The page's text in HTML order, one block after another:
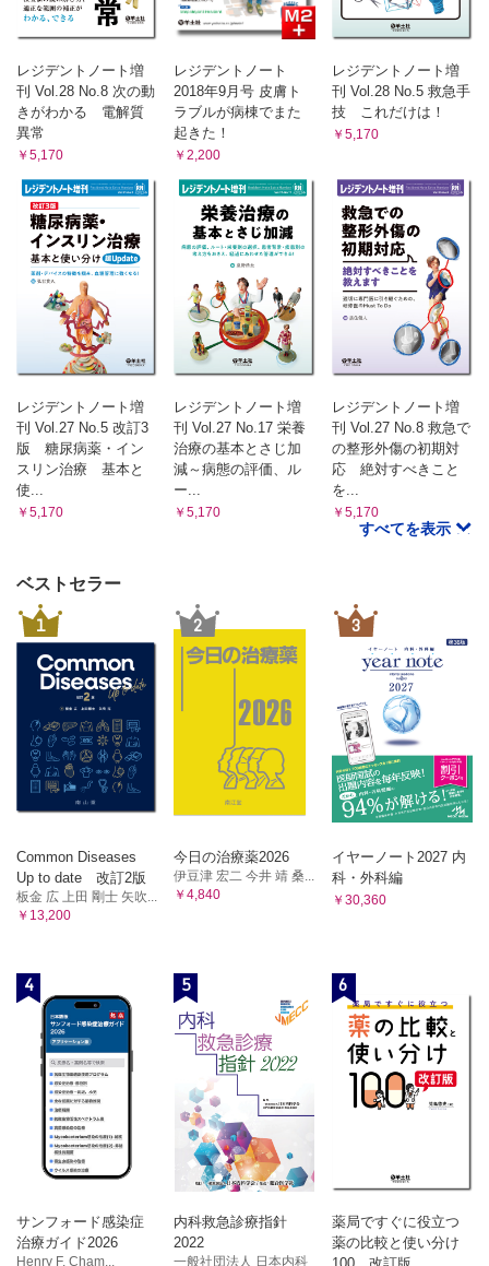
レジデントノート増
刊 Vol.28 No.8 次の動
きがわかる 電解質
異常
￥5,170
レジデントノート
2018年9月号 皮膚ト
ラブルが病棟でまた
起きた！
￥2,200
レジデントノート増
刊 Vol.28 No.5 救急手
技 これだけは！
￥5,170
レジデントノート増
刊 Vol.27 No.5 改訂3
版 糖尿病薬・イン
スリン治療 基本と
使...
￥5,170
レジデントノート増
刊 Vol.27 No.17 栄養
治療の基本とさじ加
減～病態の評価、ル
ー...
￥5,170
レジデントノート増
刊 Vol.27 No.8 救急で
の整形外傷の初期対
応 絶対すべきこと
を...
￥5,170
すべてを表示
ベストセラー
1
Common Diseases
Up to date 改訂2版
板金 広 上田 剛士 矢吹...
￥13,200
2
今日の治療薬2026
伊豆津 宏二 今井 靖 桑...
￥4,840
3
イヤーノート2027 内
科・外科編
￥30,360
4
サンフォード感染症
治療ガイド2026
Henry F. Cham...
5
内科救急診療指針
2022
一般社団法人 日本内科
6
薬局ですぐに役立つ
薬の比較と使い分け